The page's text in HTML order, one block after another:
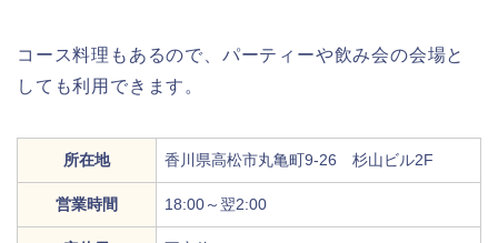
コース料理もあるので、パーティーや飲み会の会場と
しても利用できます。
所在地 香川県高松市丸亀町9‐26 杉山ビル2F
営業時間 18:00～翌2:00